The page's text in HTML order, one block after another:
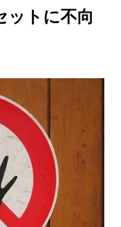
ットに不向